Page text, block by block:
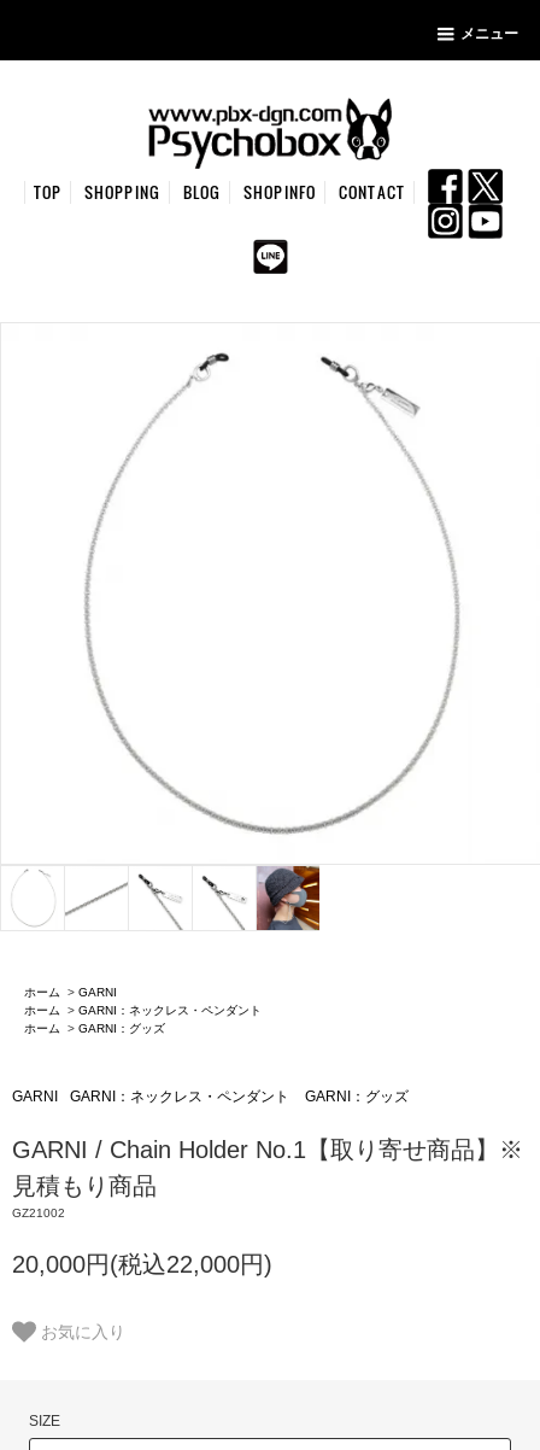
メニュー
TOP SHOPPING BLOG SHOPINFO CONTACT
ホーム > GARNI
ホーム
> GARNI：ネックレス・ペンダント
ホーム
> GARNI：グッズ
GARNI GARNI：ネックレス・ペンダント GARNI：グッズ
GARNI / Chain Holder No.1【取り寄せ商品】※
見積もり商品
GZ21002
20,000円(税込22,000円)
お気に入り
SIZE